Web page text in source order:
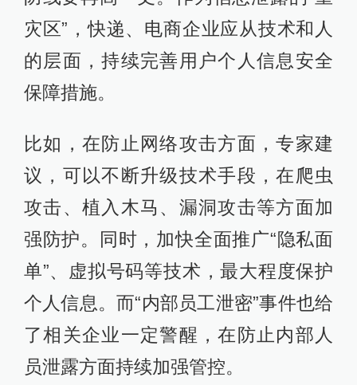
灾区”，快递、电商企业应从技术和人
的层面，持续完善用户个人信息安全
保障措施。
比如，在防止网络攻击方面，专家建
议，可以不断升级技术手段，在爬虫
攻击、植入木马、漏洞攻击等方面加
强防护。同时，加快全面推广“隐私面
单”、虚拟号码等技术，最大程度保护
个人信息。而“内部员工泄密”事件也给
了相关企业一定警醒，在防止内部人
员泄露方面持续加强管控。